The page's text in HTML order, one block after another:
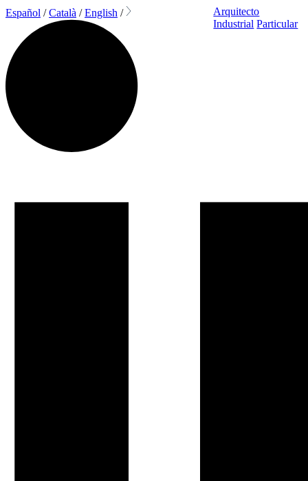
Español /Català /English /
Arquitecto
Industrial Particular